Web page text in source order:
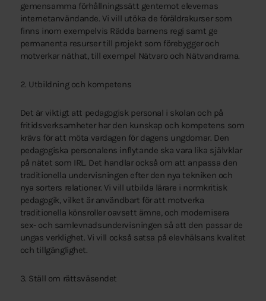
gemensamma förhållningssätt gentemot elevernas
internetanvändande. Vi vill utöka de föräldrakurser som
finns inom exempelvis Rädda barnens regi samt ge
permanenta resurser till projekt som förebygger och
motverkar näthat, till exempel Nätvaro och Nätvandrarna.
2. Utbildning och kompetens
Det är viktigt att pedagogisk personal i skolan och på
fritidsverksamheter har den kunskap och kompetens som
krävs för att möta vardagen för dagens ungdomar. Den
pedagogiska personalens inflytande ska vara lika självklar
på nätet som IRL. Det handlar också om att anpassa den
traditionella undervisningen efter den nya tekniken och
nya sorters relationer. Vi vill utbilda lärare i normkritisk
pedagogik, vilket är användbart för att motverka
traditionella könsroller oavsett ämne, och modernisera
sex- och samlevnadsundervisningen så att den passar de
ungas verklighet. Vi vill också satsa på elevhälsans kvalitet
och tillgänglighet.
3. Ställ om rättsväsendet